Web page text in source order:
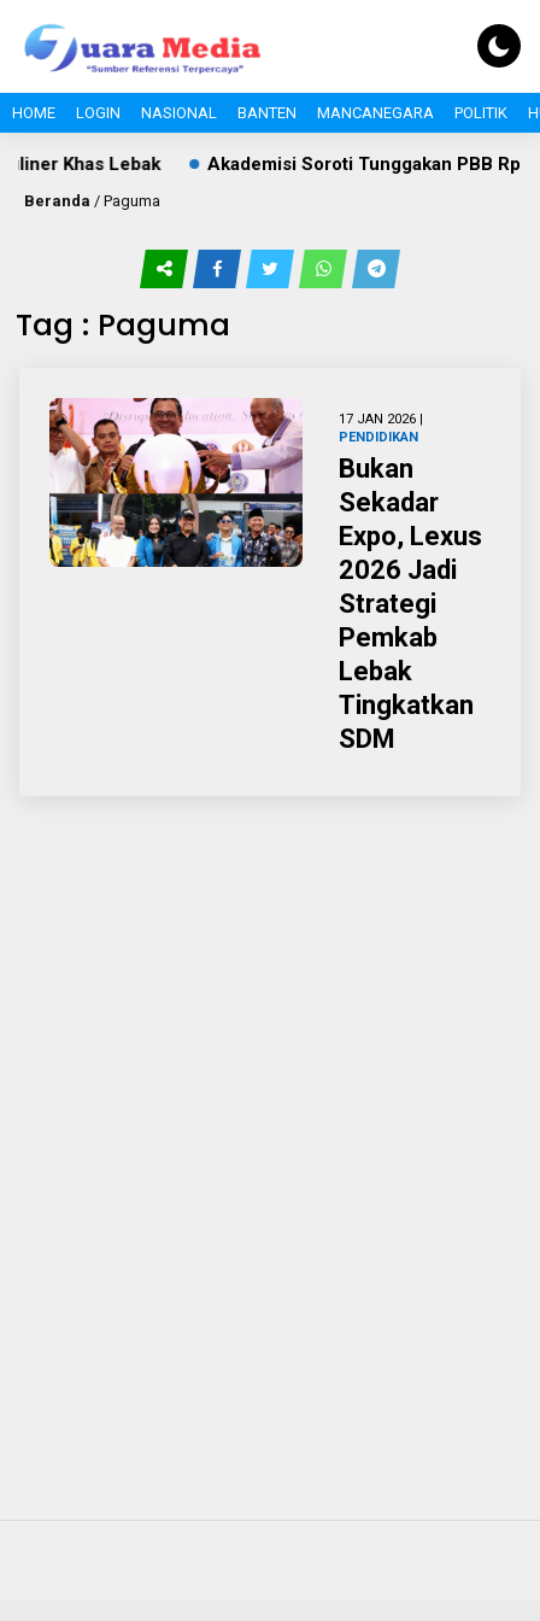
HOME LOGIN NASIONAL BANTEN MANCANEGARA POLITIK
Khas Lebak Akademisi Soroti Tunggakan PBB Rp8,4
Beranda / Paguma
Tag : Paguma
17 JAN 2026 |
PENDIDIKAN
Bukan
Sekadar
Expo, Lexus
2026 Jadi
Strategi
Pemkab
Lebak
Tingkatkan
SDM